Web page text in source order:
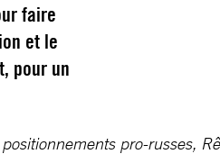
faire
et le
pour un
pro-russes,